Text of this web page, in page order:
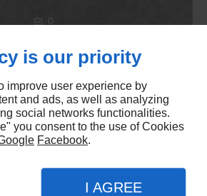
propose
boucherie-
:
pâté, boudins, plats
denrées alimentaires et
is our priority
improve user experience by
and ads, as well as analyzing
social networks functionalities.
you consent to the use of Cookies
Facebook.
I AGREE